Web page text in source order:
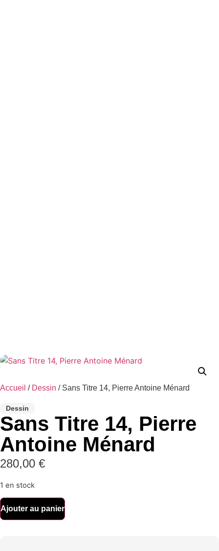
Accueil / Dessin / Sans Titre 14, Pierre Antoine Ménard
Dessin
Sans Titre 14, Pierre
Antoine Ménard
280,00 €
1 en stock
Ajouter au panier